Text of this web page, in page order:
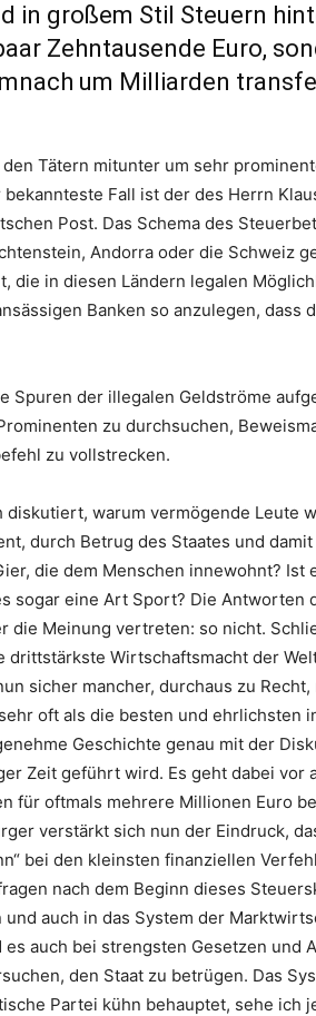
in großem Stil Steuern
Zehntausende Euro,
um Milliarden
Tätern mitunter um sehr
Fall ist der des Herrn
Post. Das Schema des
Andorra oder die Schweiz
die in diesen Ländern legalen
Banken so anzulegen, dass
Spuren der illegalen Geldströme
zu durchsuchen,
zu vollstrecken.
warum vermögende Leute
durch Betrug des Staates und
die dem Menschen innewohnt? Ist
sogar eine Art Sport? Die Antworten
die Meinung vertreten: so nicht.
drittstärkste Wirtschaftsmacht der
sicher mancher, durchaus zu
oft als die besten und ehrlichsten
Geschichte genau mit der
Zeit geführt wird. Es geht dabei vor
für oftmals mehrere Millionen Euro
verstärkt sich nun der Eindruck,
bei den kleinsten finanziellen
nach dem Beginn dieses
auch in das System der
auch bei strengsten Gesetzen und
den Staat zu betrügen. Das
Partei kühn behauptet, sehe ich